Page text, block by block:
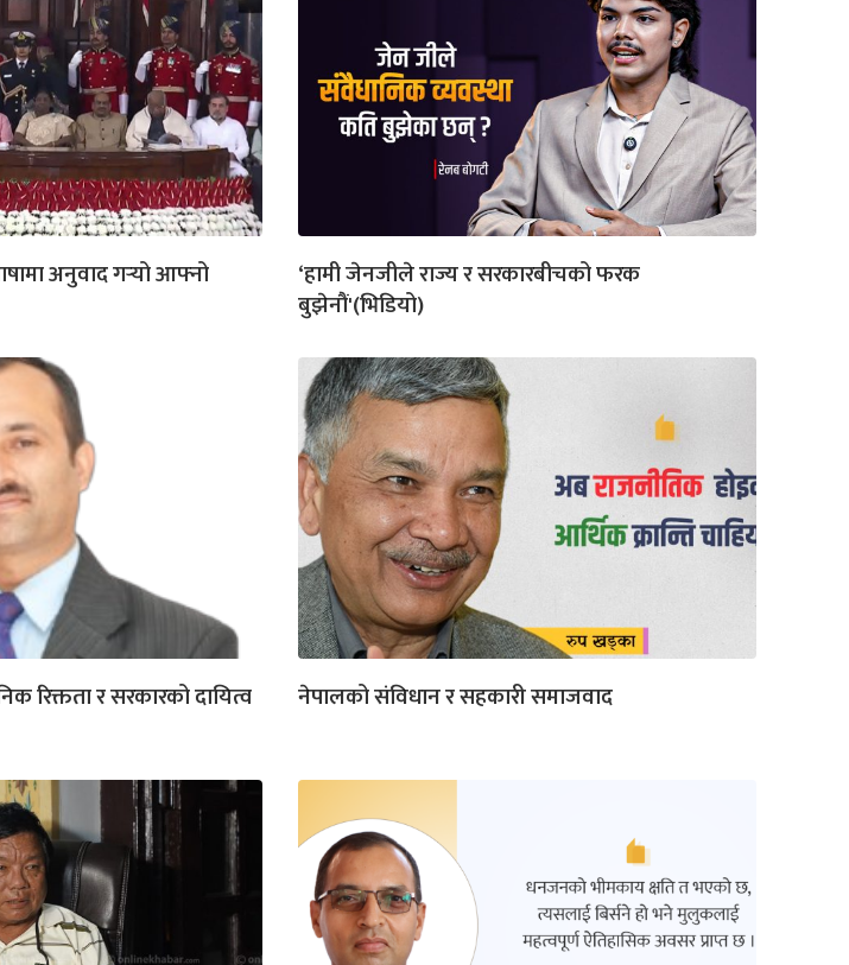
अनुवाद गर्‍यो आफ्नो
‘हामी जेनजीले राज्य र सरकारबीचको फरक
बुझेनौं'(भिडियो)
रिक्तता र सरकारको दायित्व नेपालको संविधान र सहकारी समाजवाद